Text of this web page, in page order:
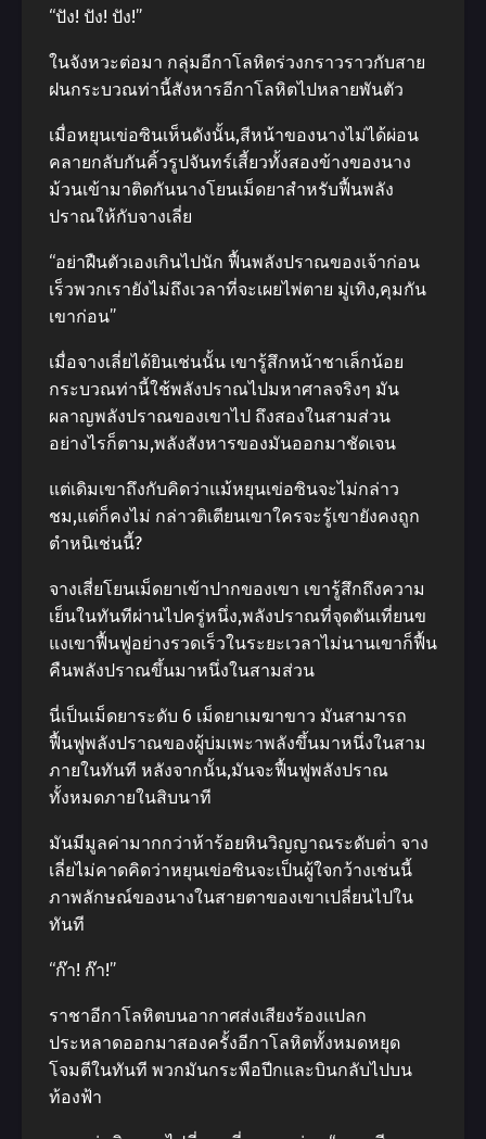
“ปัง! ปัง! ปัง!”
ในจังหวะต่อมา กลุ่มอีกาโลหิตร่วงกราวราวกับสาย
ฝนกระบวณท่านี้สังหารอีกาโลหิตไปหลายพันตัว
เมื่อหยุนเข่อซินเห็นดังนั้น,สีหน้าของนางไม่ได้ผ่อน
คลายกลับกันคิ้วรูปจันทร์เสี้ยวทั้งสองข้างของนาง
ม้วนเข้ามาติดกันนางโยนเม็ดยาสําหรับฟื้นพลัง
ปราณให้กับจางเลี่ย
“อย่าฝืนตัวเองเกินไปนัก ฟื้นพลังปราณของเจ้าก่อน
เร็วพวกเรายังไม่ถึงเวลาที่จะเผยไพ่ตาย มู่เทิง,คุมกัน
เขาก่อน”
เมื่อจางเลี่ยได้ยินเช่นนั้น เขารู้สึกหน้าชาเล็กน้อย
กระบวณท่านี้ใช้พลังปราณไปมหาศาลจริงๆ มัน
ผลาญพลังปราณของเขาไป ถึงสองในสามส่วน
อย่างไรก็ตาม,พลังสังหารของมันออกมาชัดเจน
แต่เดิมเขาถึงกับคิดว่าแม้หยุนเข่อซินจะไม่กล่าว
ชม,แต่ก็คงไม่ กล่าวติเตียนเขาใครจะรู้เขายังคงถูก
ตําหนิเช่นนี้?
จางเสี่ยโยนเม็ดยาเข้าปากของเขา เขารู้สึกถึงความ
เย็นในทันทีผ่านไปครู่หนึ่ง,พลังปราณที่จุดตันเที่ยนข
แงเขาฟื้นฟูอย่างรวดเร็วในระยะเวลาไม่นานเขาก็ฟื้น
คืนพลังปราณขึ้นมาหนึ่งในสามส่วน
นี่เป็นเม็ดยาระดับ 6 เม็ดยาเมฆาขาว มันสามารถ
ฟื้นฟูพลังปราณของผู้บ่มเพะาพลังขึ้นมาหนึ่งในสาม
ภายในทันที หลังจากนั้น,มันจะฟื้นฟูพลังปราณ
ทั้งหมดภายในสิบนาที
มันมีมูลค่ามากกว่าห้าร้อยหินวิญญาณระดับต่ํา จาง
เลี่ยไม่คาดคิดว่าหยุนเข่อซินจะเป็นผู้ใจกว้างเช่นนี้
ภาพลักษณ์ของนางในสายตาของเขาเปลี่ยนไปใน
ทันที
“ก๊า! ก๊า!”
ราชาอีกาโลหิตบนอากาศส่งเสียงร้องแปลก
ประหลาดออกมาสองครั้งอีกาโลหิตทั้งหมดหยุด
โจมตีในทันที พวกมันกระพือปีกและบินกลับไปบน
ท้องฟ้า